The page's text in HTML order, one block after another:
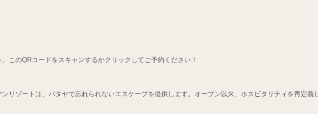
このQRコードをスキャンするかクリックしてご予約ください！
リゾートは、パタヤで忘れられないエスケープを提供します。オープン以来、ホスピタリティを再定